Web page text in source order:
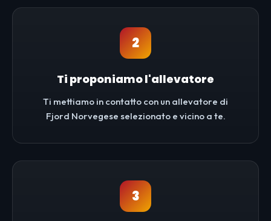
2
Ti proponiamo l'allevatore
Ti mettiamo in contatto con un allevatore di
Fjord Norvegese selezionato e vicino a te.
3